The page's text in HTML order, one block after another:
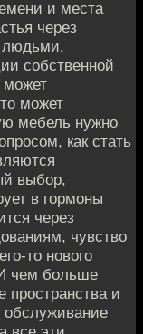
и места
через
собственной
может
мебель нужно
как стать
выбор,
в гормоны
через
чувство
то нового
чем больше
пространства и